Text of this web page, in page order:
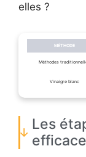
elles ?
MÉTHODE
Méthodes
Vinaigre blanc
Les
efficace